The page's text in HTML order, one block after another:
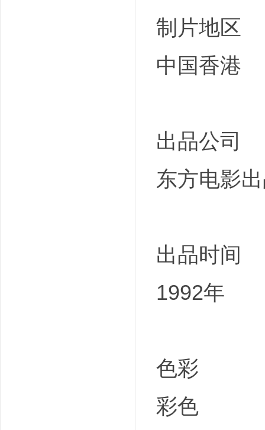
制片地区
中国香港
出品公司
东方电影
出品时间
1992年
色彩
彩色